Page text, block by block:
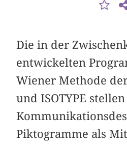
Die in der
entwickelten
Wiener Methode
und ISOTYPE stellen
Piktogramme als